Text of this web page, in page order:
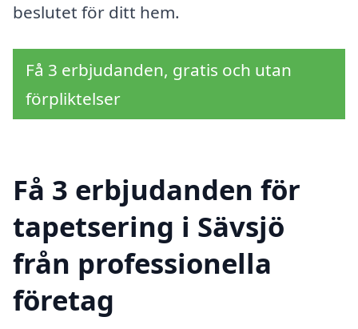
beslutet för ditt hem.
Få 3 erbjudanden, gratis och utan
förpliktelser
Få 3 erbjudanden för
tapetsering i Sävsjö
från professionella
företag